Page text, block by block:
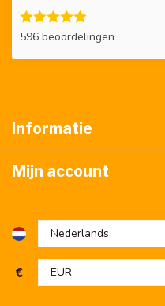
596 beoordelingen
Informatie
Mijn account
€